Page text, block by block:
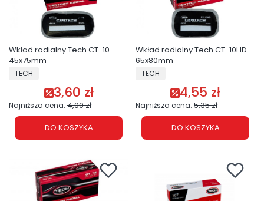
Wkład radialny Tech CT-10
45x75mm
PRODUCENT
TECH
Cena promocyjna
3,60 zł
Najniższa cena: 4,00 zł
DO KOSZYKA
Wkład radialny Tech CT-10HD
65x80mm
PRODUCENT
TECH
Cena promocyjna
4,55 zł
Najniższa cena: 5,35 zł
DO KOSZYKA